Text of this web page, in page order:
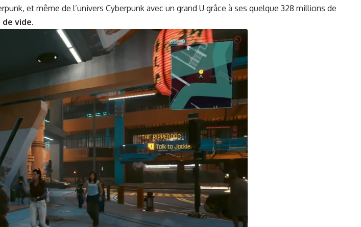
et même de l’univers Cyber­punk avec un grand U grâce à ses quelque 328 mil­lions de
de vide.